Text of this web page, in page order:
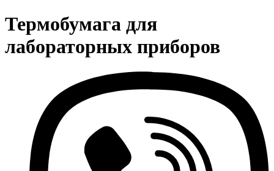
Термобумага для
лабораторных приборов